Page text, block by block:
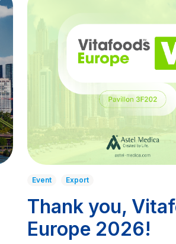
Event Export
Thank you,
Europe 2026!